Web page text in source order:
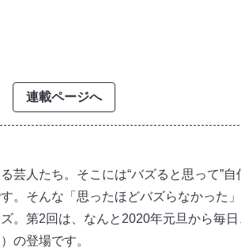
連載ページへ
芸人たち。そこには“バズると思って”
。そんな「思ったほどバズらなかった
。第2回は、なんと2020年元旦から毎
の登場です。